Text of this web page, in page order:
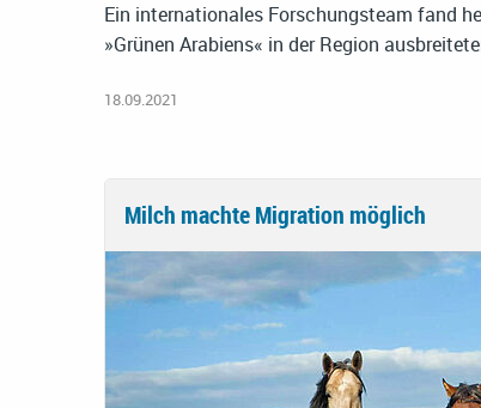
Ein internationales Forschungsteam fand
»Grünen Arabiens« in der Region
18.09.2021
Milch machte Migration möglich